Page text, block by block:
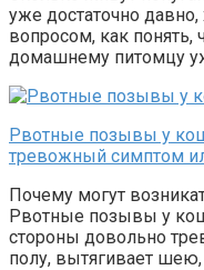
уже достаточно
вопросом, как понять,
домашнему питомцу
Рвотные позывы у
тревожный симптом
Почему могут
Рвотные позывы у
стороны довольно
полу, вытягивает